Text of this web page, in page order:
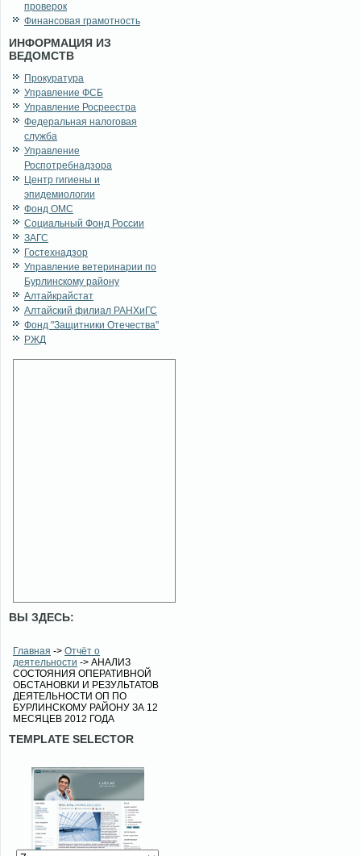
проверок
Финансовая грамотность
ИНФОРМАЦИЯ ИЗ
ВЕДОМСТВ
Прокуратура
Управление ФСБ
Управление Росреестра
Федеральная налоговая
служба
Управление
Роспотребнадзора
Центр гигиены и
эпидемиологии
Фонд ОМС
Социальный Фонд России
ЗАГС
Гостехнадзор
Управление ветеринарии по
Бурлинскому району
Алтайкрайстат
Алтайский филиал РАНХиГС
Фонд "Защитники Отечества"
РЖД
ВЫ ЗДЕСЬ:
Главная -> Отчёт о
деятельности -> АНАЛИЗ
СОСТОЯНИЯ ОПЕРАТИВНОЙ
ОБСТАНОВКИ И РЕЗУЛЬТАТОВ
ДЕЯТЕЛЬНОСТИ ОП ПО
БУРЛИНСКОМУ РАЙОНУ ЗА 12
МЕСЯЦЕВ 2012 ГОДА
TEMPLATE SELECTOR